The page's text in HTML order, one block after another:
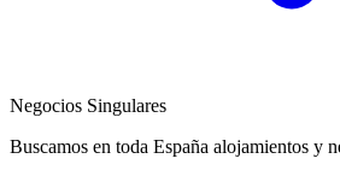
Negocios Singulares
Buscamos en toda España alojamientos y